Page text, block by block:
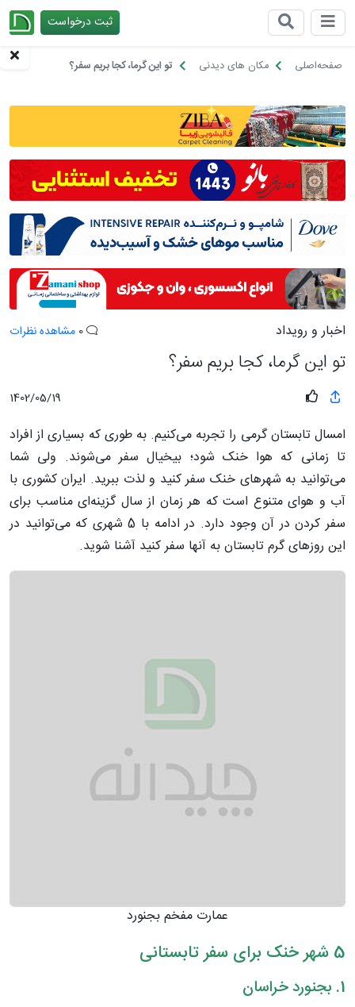
ثبت درخواست
صفحه‌اصلی مکان های دیدنی تو این گرما، کجا بریم سفر؟
اخبار و رویداد مشاهده نظرات
تو این گرما، کجا بریم سفر؟
1402/05/19
امسال تابستان گرمی را تجربه می‌کنیم. به طوری که بسیاری از افراد
تا زمانی که هوا خنک شود؛ بیخیال سفر می‌شوند. ولی شما
می‌توانید به شهرهای خنک سفر کنید و لذت ببرید. ایران کشوری با
آب و هوای متنوع است که هر زمان از سال گزینه‌ای مناسب برای
سفر کردن در آن وجود دارد. در ادامه با 5 شهری که می‌توانید در
این روزهای گرم تابستان به آنها سفر کنید آشنا شوید.
عمارت مفخم بجنورد
5 شهر خنک برای سفر تابستانی
1. بجنورد خراسان